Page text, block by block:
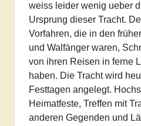
weiss leider wenig ueber
Ursprung dieser Tracht.
Vorfahren, die in den
und Walfänger waren,
von ihren Reisen in ferne
haben. Die Tracht wird
Festtagen angelegt.
Heimatfeste, Treffen mit
anderen Gegenden und